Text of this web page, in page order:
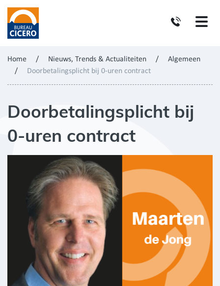
Home / Nieuws, Trends & Actualiteiten /
Algemeen
/
Doorbetalingsplicht bij 0-uren contract
Doorbetalingsplicht bij
0-uren contract